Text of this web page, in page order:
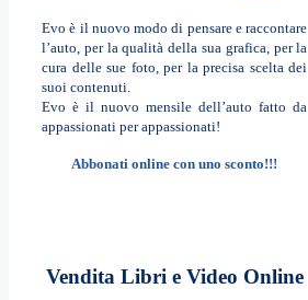
Evo è il nuovo modo di pensare e raccontare
l’auto, per la qualità della sua grafica, per la
cura delle sue foto, per la precisa scelta dei
suoi contenuti.
Evo è il nuovo mensile dell’auto fatto da
appassionati per appassionati!
Abbonati online con uno sconto!!!
Vendita Libri e Video Online